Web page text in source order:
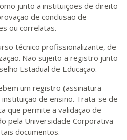
junto a instituições de direito
de conclusão de
ou correlatas.
técnico profissionalizante, de
Não sujeito a registro junto
Estadual de Educação.
um registro (assinatura
de ensino. Trata-se de
que permite a validação de
pela Universidade Corporativa
documentos.